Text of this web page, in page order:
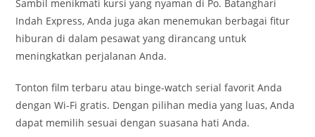
Sambil menikmati kursi yang nyaman di Po. Batanghari
Indah Express, Anda juga akan menemukan berbagai fitur
hiburan di dalam pesawat yang dirancang untuk
meningkatkan perjalanan Anda.
Tonton film terbaru atau binge-watch serial favorit Anda
dengan Wi-Fi gratis. Dengan pilihan media yang luas, Anda
dapat memilih sesuai dengan suasana hati Anda.